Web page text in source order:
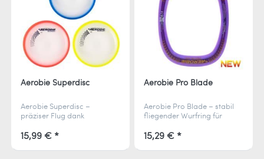
Aerobie Superdisc
Aerobie Superdisc –
präziser Flug dank
Weiche Kanten für
angenehmes Fangen und
optimalen Spielspaß im
15,99 € *
Aerobie Pro Blade
Aerobie Pro Blade – stabil
fliegender Wurfring für
werfen, bequem zu fangen
und perfekt für spannende
Outdoor-Spiele.
15,29 € *